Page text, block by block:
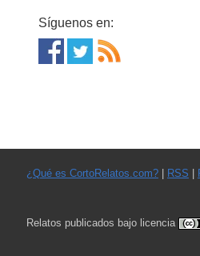
Síguenos en:
¿Qué es CortoRelatos.com?| RSS
Relatos publicados bajo licencia